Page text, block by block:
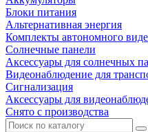
Блоки питания
Альтернативная энергия
Комплекты автономного
Солнечные панели
Аксессуары для солнечных
Видеонаблюдение для
Сигнализация
Аксессуары для
Снято с производства